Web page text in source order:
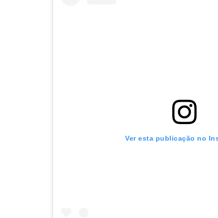
Ver esta publicação no